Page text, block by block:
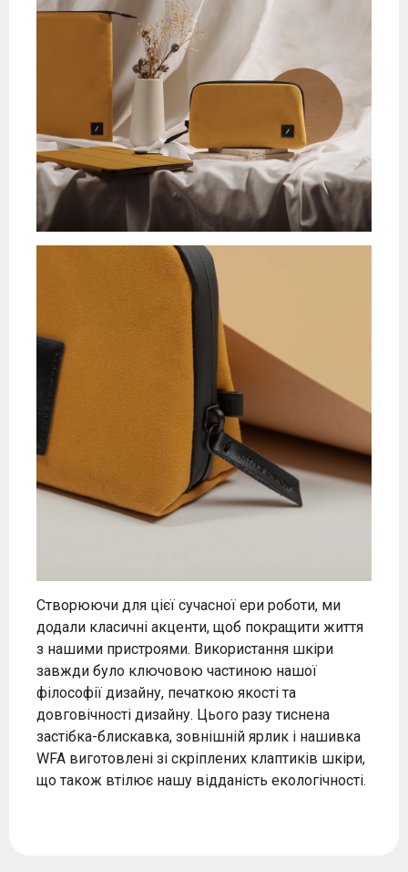
Створюючи для цієї сучасної ери роботи, ми
додали класичні акценти, щоб покращити життя
з нашими пристроями. Використання шкіри
завжди було ключовою частиною нашої
філософії дизайну, печаткою якості та
довговічності дизайну. Цього разу тиснена
застібка-блискавка, зовнішній ярлик і нашивка
WFA виготовлені зі скріплених клаптиків шкіри,
що також втілює нашу відданість екологічності.